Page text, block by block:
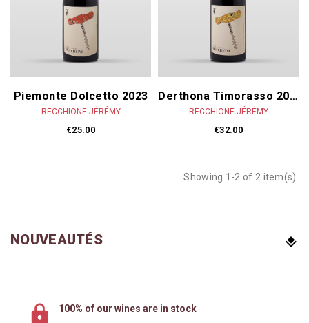
Piemonte Dolcetto 2023
RECCHIONE JÉRÉMY
€25.00
Derthona Timorasso 2023
RECCHIONE JÉRÉMY
€32.00
Showing 1-2 of 2 item(s)
NOUVEAUTÉS
100% of our wines are in stock